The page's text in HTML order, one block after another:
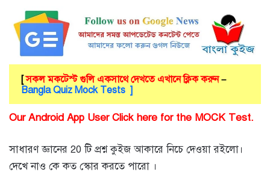
[সকল মকটেস্ট গুলি একসাথে দেখতে এখানে ক্লিক করুন–
Bangla Quiz Mock Tests ]
Our Android App User Click here for the MOCK Test.
সাধারণ জ্ঞানের 20 টি প্রশ্ন কুইজ আকারে নিচে দেওয়া রইলো।
দেখে নাও কে কত স্কোর করতে পারো ।